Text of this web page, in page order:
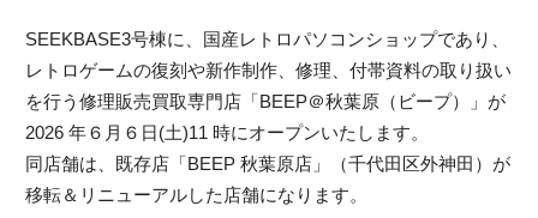
SEEKBASE3号棟に、国産レトロパソコンショップであり、
レトロゲームの復刻や新作制作、修理、付帯資料の取り扱い
を行う修理販売買取専門店「BEEP＠秋葉原（ビープ）」が
2026 年６月６日(土)11 時にオープンいたします。
同店舗は、既存店「BEEP 秋葉原店」（千代田区外神田）が
移転＆リニューアルした店舗になります。